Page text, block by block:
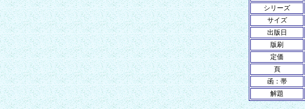
シリーズ
サイズ
出版日
版刷
定価
頁
函：帯
解題